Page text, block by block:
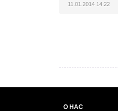
11.01.2014 14:22
О НАС